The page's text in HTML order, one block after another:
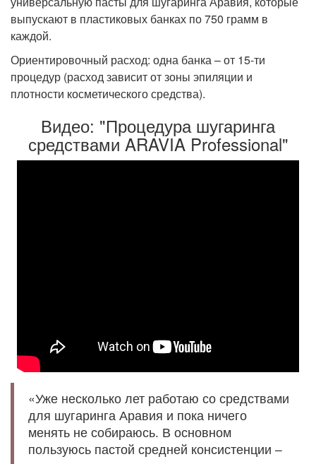
выпускают в пластиковых банках по 750 грамм в
каждой.
Ориентировочный расход: одна банка – от 15-ти
процедур (расход зависит от зоны эпиляции и
плотности косметического средства).
Видео: "Процедура шугаринга
средствами ARAVIA Professional"
«Уже несколько лет работаю со средствами
для шугаринга Аравия и пока ничего
менять не собираюсь. В основном
пользуюсь пастой средней консистенции –